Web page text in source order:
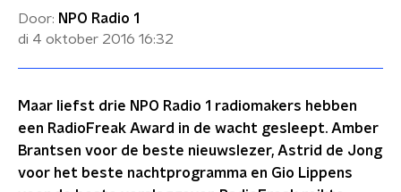
Door: NPO Radio 1
di 4 oktober 2016 16:32
Maar liefst drie NPO Radio 1 radiomakers hebben
een RadioFreak Award in de wacht gesleept. Amber
Brantsen voor de beste nieuwslezer, Astrid de Jong
voor het beste nachtprogramma en Gio Lippens